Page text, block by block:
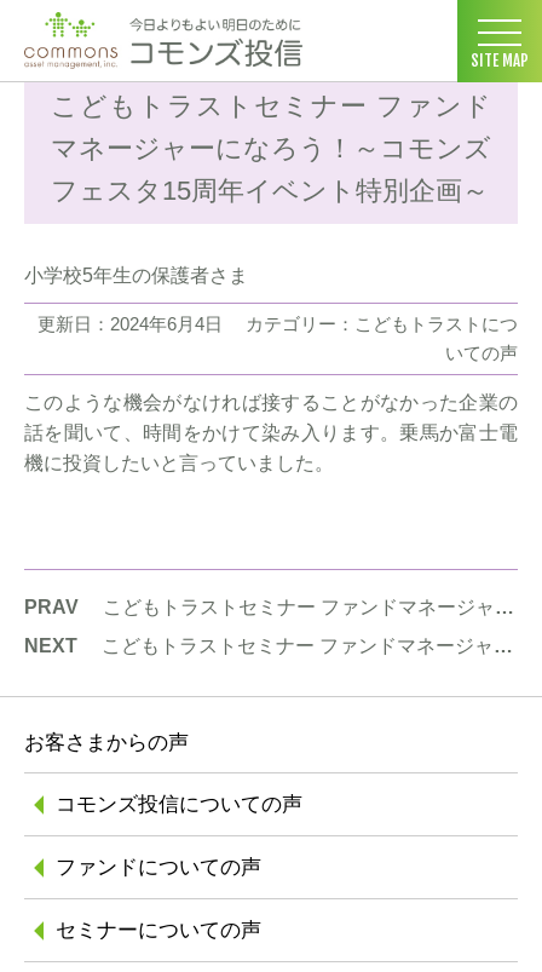
SITE MAP
コモンズ投信 ホーム >お客様の声 > こどもトラストについての声
こどもトラストセミナー ファンド
マネージャーになろう！～コモンズ
フェスタ15周年イベント特別企画～
小学校5年生の保護者さま
更新日：2024年6月4日
カテゴリー：こどもトラストにつ
いての声
このような機会がなければ接することがなかった企業の
話を聞いて、時間をかけて染み入ります。乗馬か富士電
機に投資したいと言っていました。
PRAV
こどもトラストセミナー ファンドマネージャーになろう！～コモンズフェスタ15周年イベント特別企画～
NEXT
こどもトラストセミナー ファンドマネージャーになろう！～コモンズフェスタ15周年イベント特別企画～
お客さまからの声
コモンズ投信についての声
ファンドについての声
セミナーについての声